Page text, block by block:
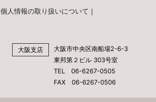
個人情報の取り扱いについて ｜
大阪支店
大阪市中央区南船場2-6-3
東邦第２ビル 303号室
TEL 06-6267-0505
FAX 06-6267-0506